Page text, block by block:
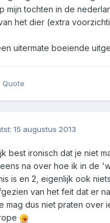
mijn tochten in de
het dier (extra
uitermate boeiende
Quote
15 augustus 2013
best ironisch dat je niet
na over hoe ik in de
is en 2, eigenlijk ook
van het feit dat er
mag dus niet praten over